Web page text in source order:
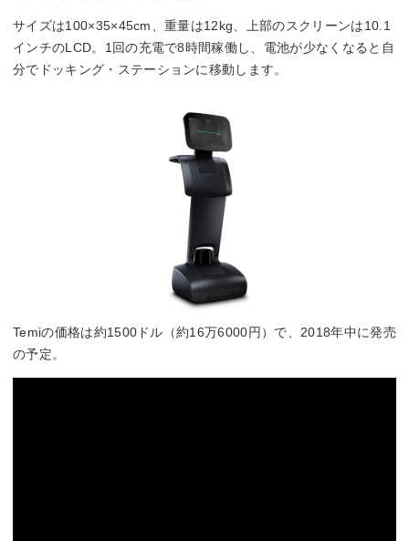
サイズは100×35×45cm、重量は12kg、上部のスクリーンは10.1
インチのLCD。1回の充電で8時間稼働し、電池が少なくなると自
分でドッキング・ステーションに移動します。
Temiの価格は約1500ドル（約16万6000円）で、2018年中に発売
の予定。